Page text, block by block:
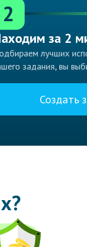
2
за 2
лучших
задания, вы
Создать